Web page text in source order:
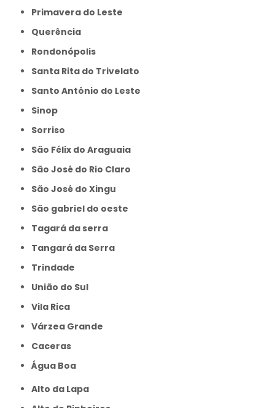
Primavera do Leste
Querência
Rondonópolis
Santa Rita do Trivelato
Santo Antônio do Leste
Sinop
Sorriso
São Félix do Araguaia
São José do Rio Claro
São José do Xingu
São gabriel do oeste
Tagará da serra
Tangará da Serra
Trindade
União do Sul
Vila Rica
Várzea Grande
caceras
Água Boa
Alto da Lapa